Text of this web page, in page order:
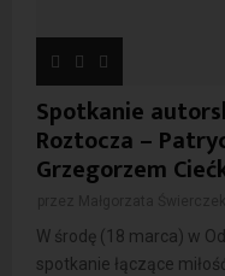
Spotkanie
Roztocza –
Grzegorzem
W środę (18 marca) w
spotkanie łączące